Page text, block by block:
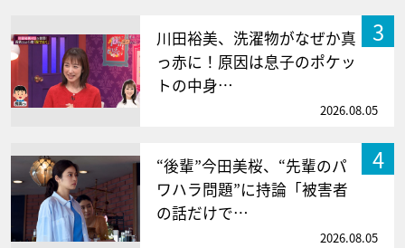
3
川田裕美、洗濯物がなぜか真
っ赤に！原因は息子のポケッ
トの中身…
2026.08.05
4
“後輩”今田美桜、“先輩のパ
ワハラ問題”に持論「被害者
の話だけで…
2026.08.05